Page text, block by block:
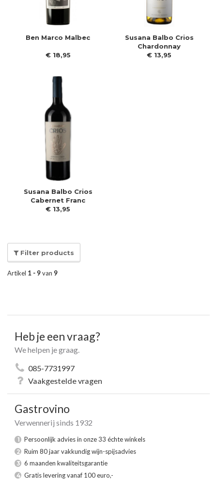
Ben Marco Malbec
€ 18,95
Susana Balbo Crios
Chardonnay
€ 13,95
Susana Balbo Crios
Cabernet Franc
€ 13,95
Filter products
Artikel 1 - 9van 9
Heb je een vraag?
We helpen je graag.
085-7731997
Vaakgestelde vragen
Gastrovino
Verwennerij sinds 1932
1 Persoonlijk advies in onze 33 échte winkels
2 Ruim 80 jaar vakkundig wijn-spijsadvies
3 6 maanden kwaliteitsgarantie
4 Gratis levering vanaf 100 euro,-